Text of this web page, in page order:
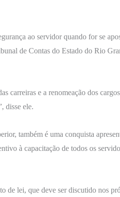
ao servidor quando for se
de Contas do Estado do Rio
carreiras e a renomeação dos
disse ele.
também é uma conquista
à capacitação de todos os
de lei, que deve ser discutido nos